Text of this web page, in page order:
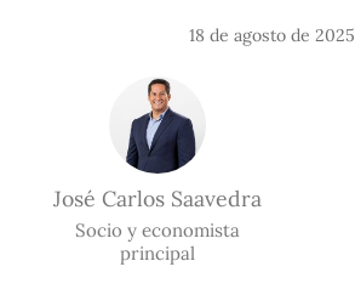
18 de agosto de 2025
José Carlos Saavedra
Socio y economista
principal